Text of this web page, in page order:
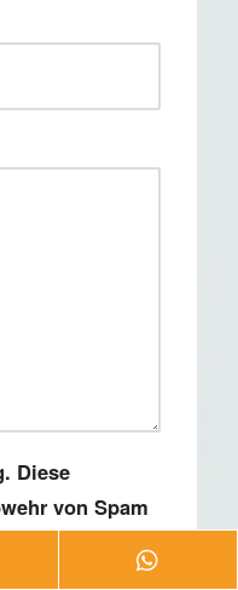
Diese
von Spam